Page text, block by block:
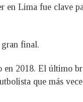
en Lima fue clave
final.
en 2018. El último
que más